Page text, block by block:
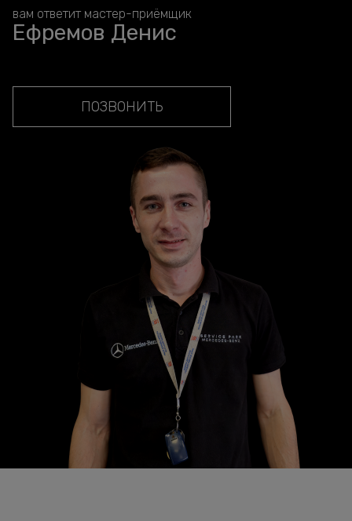
вам ответит мастер-приёмщик
Ефремов Денис
ПОЗВОНИТЬ